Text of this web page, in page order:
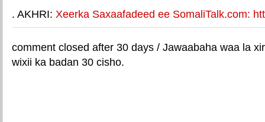
. AKHRI: Xeerka Saxaafadeed ee SomaliTalk.com:
comment closed after 30 days / Jawaabaha waa la
wixii ka badan 30 cisho.